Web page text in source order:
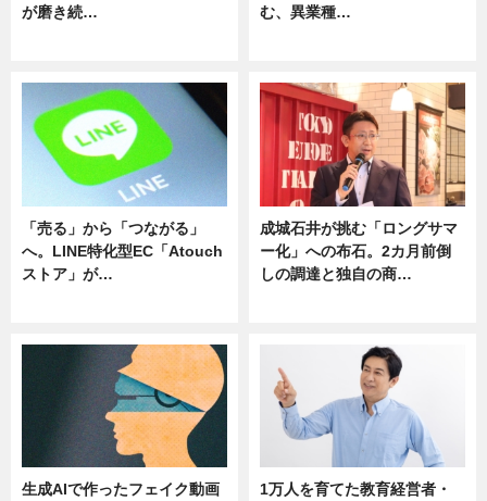
が磨き続…
む、異業種…
「売る」から「つながる」
へ。LINE特化型EC「Atouch
ストア」が…
成城石井が挑む「ロングサマ
ー化」への布石。2カ月前倒
しの調達と独自の商…
生成AIで作ったフェイク動画
1万人を育てた教育経営者・